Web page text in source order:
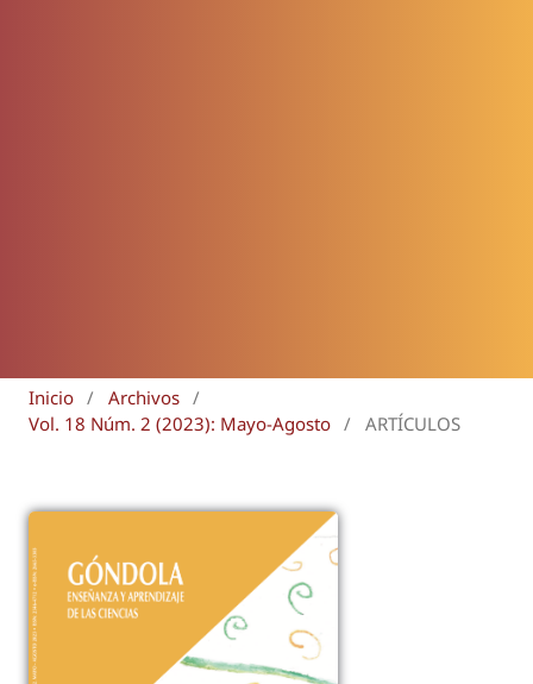
Inicio / Archivos /
Vol. 18 Núm. 2 (2023): Mayo-Agosto / ARTÍCULOS